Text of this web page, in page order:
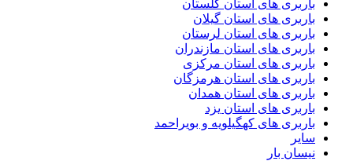
باربری های استان گلستان
باربری های استان گیلان
باربری های استان لرستان
باربری های استان مازندران
باربری های استان مرکزی
باربری های استان هرمزگان
باربری های استان همدان
باربری های استان یزد
باربری های کهگیلویه و بویراحمد
سایر
نیسان بار